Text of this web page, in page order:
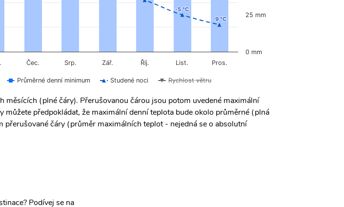
-5 °C
-5 °C
-9 °C
-9 °C
Průměrné denní minimum Studené noci Rychlost větru
Čec. Srp. Zář. Říj. List. Pros.
0 mm
25 mm
(plné čáry). Přerušovanou čárou jsou potom uvedené maximální
předpokládat, že maximální denní teplota bude okolo průměrné (plná
čáry (průměr maximálních teplot - nejedná se o absolutní
Podívej se na